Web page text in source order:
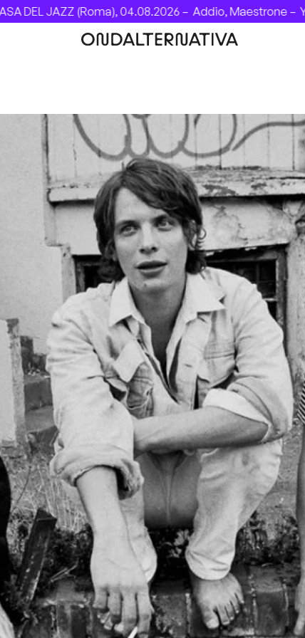
DEL JAZZ (Roma), 04.08.2026 –Addio, Maestrone –